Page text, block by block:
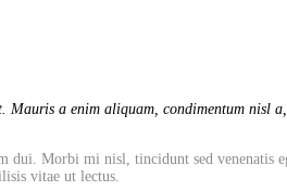
Mauris a enim aliquam, condimentum
dui. Morbi mi nisl, tincidunt sed venenatis
vitae ut lectus.